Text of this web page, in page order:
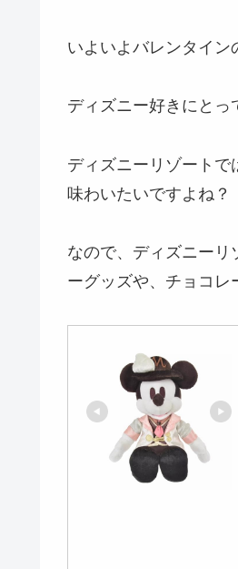
いよいよバレンタイン
ディズニー好きにとっ
ディズニーリゾート
味わいたいですよね？
なので、ディズニーリ
ーグッズや、チョコレ